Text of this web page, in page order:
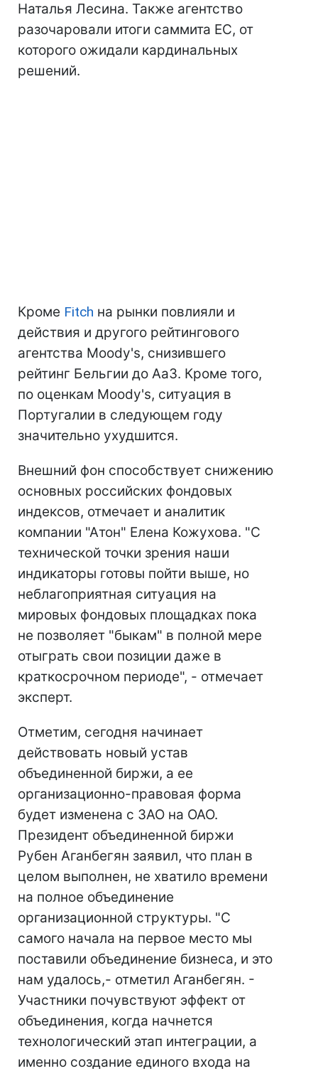
Наталья Лесина. Также агентство
разочаровали итоги саммита ЕС, от
которого ожидали кардинальных
решений.
Кроме Fitch на рынки повлияли и
действия и другого рейтингового
агентства Moody's, снизившего
рейтинг Бельгии до Аа3. Кроме того,
по оценкам Moody's, ситуация в
Португалии в следующем году
значительно ухудшится.
Внешний фон способствует снижению
основных российских фондовых
индексов, отмечает и аналитик
компании "Атон" Елена Кожухова. "С
технической точки зрения наши
индикаторы готовы пойти выше, но
неблагоприятная ситуация на
мировых фондовых площадках пока
не позволяет "быкам" в полной мере
отыграть свои позиции даже в
краткосрочном периоде", - отмечает
эксперт.
Отметим, сегодня начинает
действовать новый устав
объединенной биржи, а ее
организационно-правовая форма
будет изменена с ЗАО на ОАО.
Президент объединенной биржи
Рубен Аганбегян заявил, что план в
целом выполнен, не хватило времени
на полное объединение
организационной структуры. "С
самого начала на первое место мы
поставили объединение бизнеса, и это
нам удалось,- отметил Аганбегян. -
Участники почувствуют эффект от
объединения, когда начнется
технологический этап интеграции, а
именно создание единого входа на